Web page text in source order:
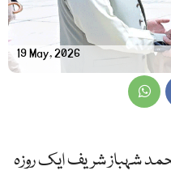
19 May, 2026
شہباز شریف ایک روزہ